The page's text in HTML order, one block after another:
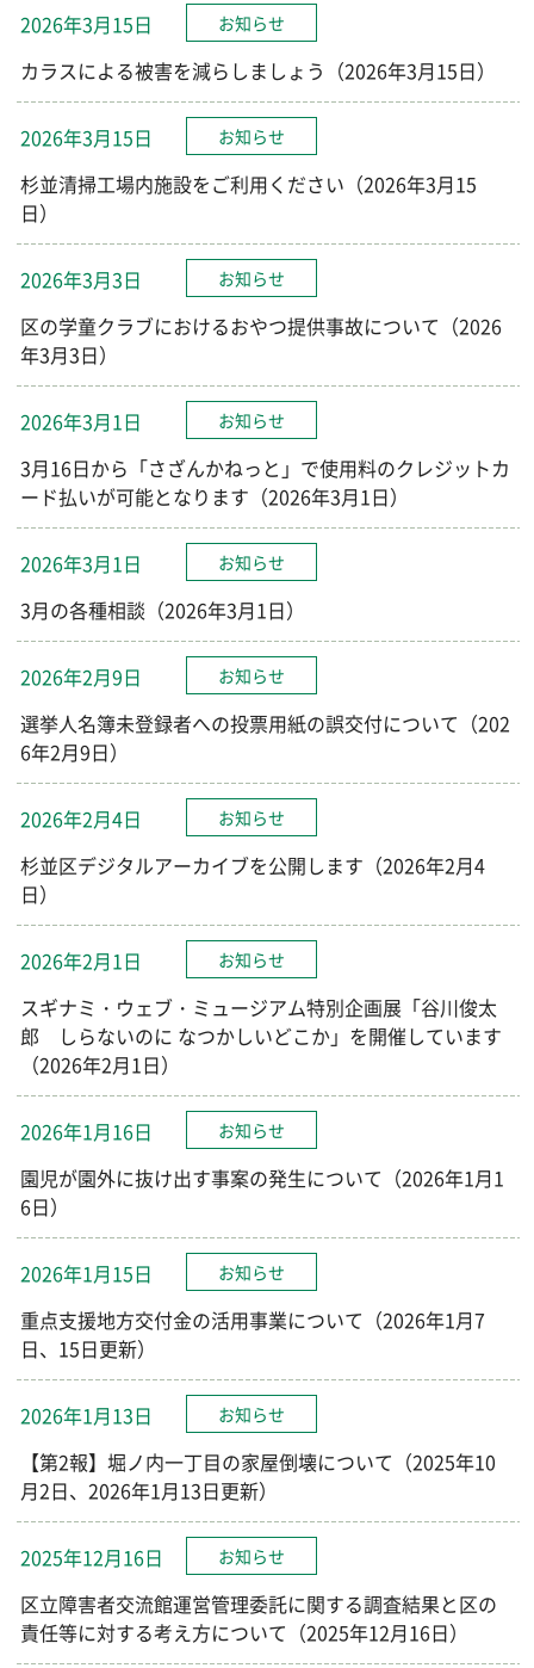
2026年3月15日 お知らせ
カラスによる被害を減らしましょう（2026年3月15日）
2026年3月15日 お知らせ
杉並清掃工場内施設をご利用ください（2026年3月15
日）
2026年3月3日 お知らせ
区の学童クラブにおけるおやつ提供事故について（2026
年3月3日）
2026年3月1日 お知らせ
3月16日から「さざんかねっと」で使用料のクレジットカ
ード払いが可能となります（2026年3月1日）
2026年3月1日 お知らせ
3月の各種相談（2026年3月1日）
2026年2月9日 お知らせ
選挙人名簿未登録者への投票用紙の誤交付について（202
6年2月9日）
2026年2月4日 お知らせ
杉並区デジタルアーカイブを公開します（2026年2月4
日）
2026年2月1日 お知らせ
スギナミ・ウェブ・ミュージアム特別企画展「谷川俊太
郎 しらないのに なつかしいどこか」を開催しています
（2026年2月1日）
2026年1月16日 お知らせ
園児が園外に抜け出す事案の発生について（2026年1月1
6日）
2026年1月15日 お知らせ
重点支援地方交付金の活用事業について（2026年1月7
日、15日更新）
2026年1月13日 お知らせ
【第2報】堀ノ内一丁目の家屋倒壊について（2025年10
月2日、2026年1月13日更新）
2025年12月16日 お知らせ
区立障害者交流館運営管理委託に関する調査結果と区の
責任等に対する考え方について（2025年12月16日）